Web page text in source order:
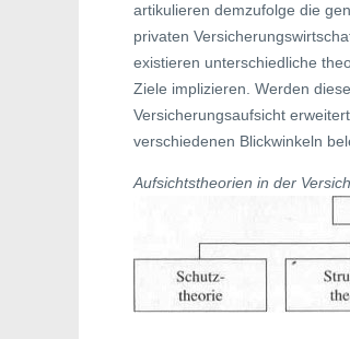
artikulieren demzufolge die
privaten
existieren unterschiedliche
Ziele implizieren. Werden
Versicherungsaufsicht
verschiedenen Blickwinkeln
Aufsichtstheorien in der